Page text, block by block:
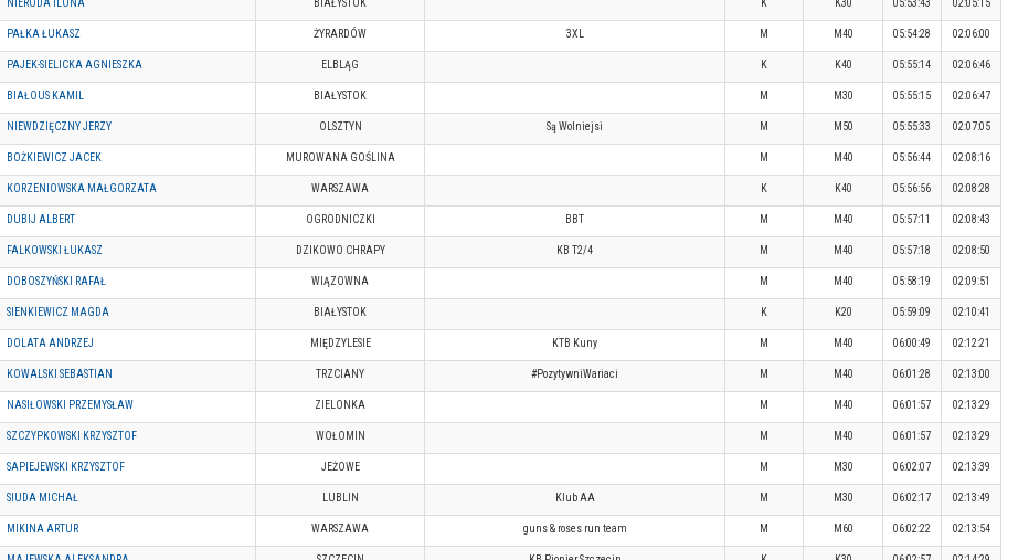
NIERODA ILONA BIAŁYSTOK K K30 05:53:43 02:05:15
PAŁKA ŁUKASZ ŻYRARDÓW 3XL M M40 05:54:28 02:06:00
PAJEK-SIELICKA AGNIESZKA ELBLĄG K K40 05:55:14 02:06:46
BIAŁOUS KAMIL BIAŁYSTOK M M30 05:55:15 02:06:47
NIEWDZIĘCZNY JERZY OLSZTYN Są Wolniejsi M M50 05:55:33 02:07:05
BOŻKIEWICZ JACEK MUROWANA GOŚLINA M M40 05:56:44 02:08:16
KORZENIOWSKA MAŁGORZATA WARSZAWA K K40 05:56:56 02:08:28
DUBIJ ALBERT OGRODNICZKI BBT M M40 05:57:11 02:08:43
FALKOWSKI ŁUKASZ DZIKOWO CHRAPY KB T2/4 M M40 05:57:18 02:08:50
DOBOSZYŃSKI RAFAŁ WIĄZOWNA M M40 05:58:19 02:09:51
SIENKIEWICZ MAGDA BIAŁYSTOK K K20 05:59:09 02:10:41
DOLATA ANDRZEJ MIĘDZYLESIE KTB Kuny M M40 06:00:49 02:12:21
KOWALSKI SEBASTIAN TRZCIANY #PozytywniWariaci M M40 06:01:28 02:13:00
NASIŁOWSKI PRZEMYSŁAW ZIELONKA M M40 06:01:57 02:13:29
SZCZYPKOWSKI KRZYSZTOF WOŁOMIN M M40 06:01:57 02:13:29
SAPIEJEWSKI KRZYSZTOF JEŻOWE M M30 06:02:07 02:13:39
SIUDA MICHAŁ LUBLIN Klub AA M M30 06:02:17 02:13:49
MIKINA ARTUR WARSZAWA guns & roses run team M M60 06:02:22 02:13:54